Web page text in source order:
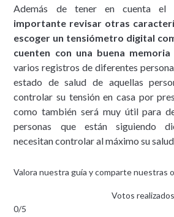
Además de tener en cuenta el
importante revisar otras
escoger un tensiómetro digital
cuenten con una buena memoria
varios registros de diferentes
estado de salud de aquellas
controlar su tensión en casa por
como también será muy útil para
personas que están siguiendo
necesitan controlar al máximo su salud.
Valora nuestra guía y comparte nuestras
Votos
0/5